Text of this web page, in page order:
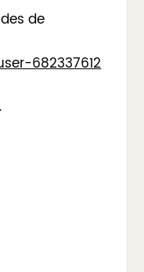
de
682337612